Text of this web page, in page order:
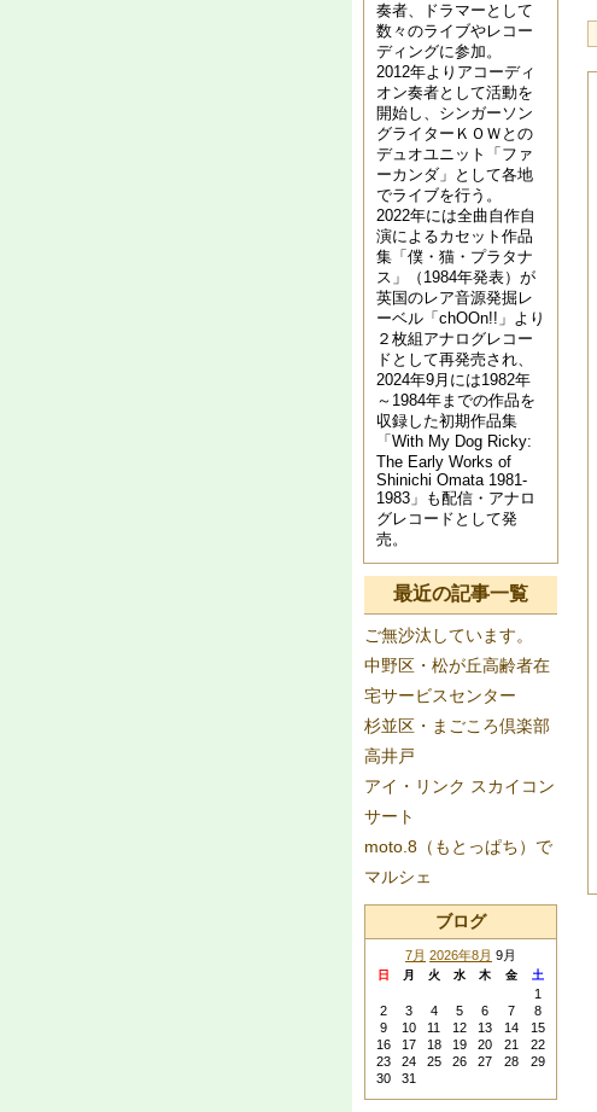
奏者、ドラマーとして
数々のライブやレコー
ディングに参加。
2012年よりアコーディ
オン奏者として活動を
開始し、シンガーソン
グライターＫＯＷとの
デュオユニット「ファ
ーカンダ」として各地
でライブを行う。
2022年には全曲自作自
演によるカセット作品
集「僕・猫・プラタナ
ス」（1984年発表）が
英国のレア音源発掘レ
ーベル「chOOn!!」より
２枚組アナログレコー
ドとして再発売され、
2024年9月には1982年
～1984年までの作品を
収録した初期作品集
「With My Dog Ricky:
The Early Works of
Shinichi Omata 1981​-​
1983」も配信・アナロ
グレコードとして発
売。
最近の記事一覧
ご無沙汰しています。
中野区・松が丘高齢者在
宅サービスセンター
杉並区・まごころ倶楽部
高井戸
アイ・リンク スカイコン
サート
moto.8（もとっぱち）で
マルシェ
ブログ
7月 2026年8月 9月
日 月 火 水 木 金 土
1
2
3 4 5 6 7
8
9
10 11 12 13 14
15
16
17 18 19 20 21
22
23
24 25 26 27 28
29
30
31